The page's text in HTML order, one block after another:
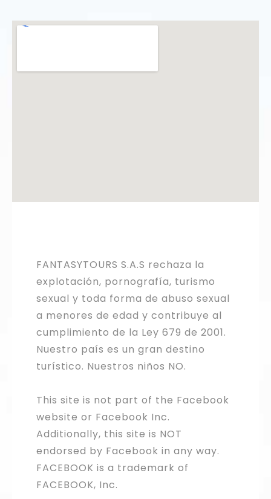
FANTASYTOURS S.A.S rechaza la
explotación, pornografía, turismo
sexual y toda forma de abuso sexual
a menores de edad y contribuye al
cumplimiento de la Ley 679 de 2001.
Nuestro país es un gran destino
turístico. Nuestros niños NO.
This site is not part of the Facebook
website or Facebook Inc.
Additionally, this site is NOT
endorsed by Facebook in any way.
FACEBOOK is a trademark of
FACEBOOK, Inc.